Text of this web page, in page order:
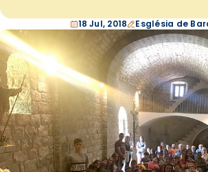
18 Jul, 2018 Església de